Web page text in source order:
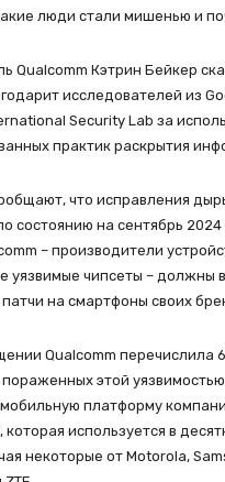
люди стали мишенью и
Qualcomm Кэтрин Бейкер
исследователей из
Security Lab за
практик раскрытия
что исправления
состоянию на сентябрь 2024
– производители
уязвимые чипсеты – должны
на смартфоны своих
Qualcomm перечислила
этой
платформу
которая используется в
некоторые от Motorola,